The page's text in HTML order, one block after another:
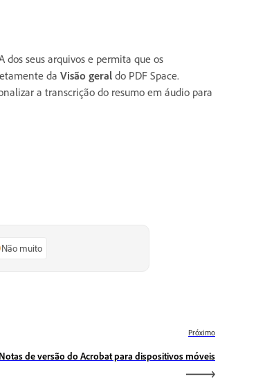
seus arquivos e permita que os
da Visão geral do PDF Space.
a transcrição do resumo em áudio para
Não muito
Próximo
Notas de versão do Acrobat para dispositivos móveis